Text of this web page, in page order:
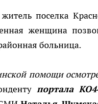
поселка
женщина
больница.
помощи
портала